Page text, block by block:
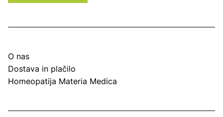
O nas
Dostava in plačilo
Homeopatija Materia Medica